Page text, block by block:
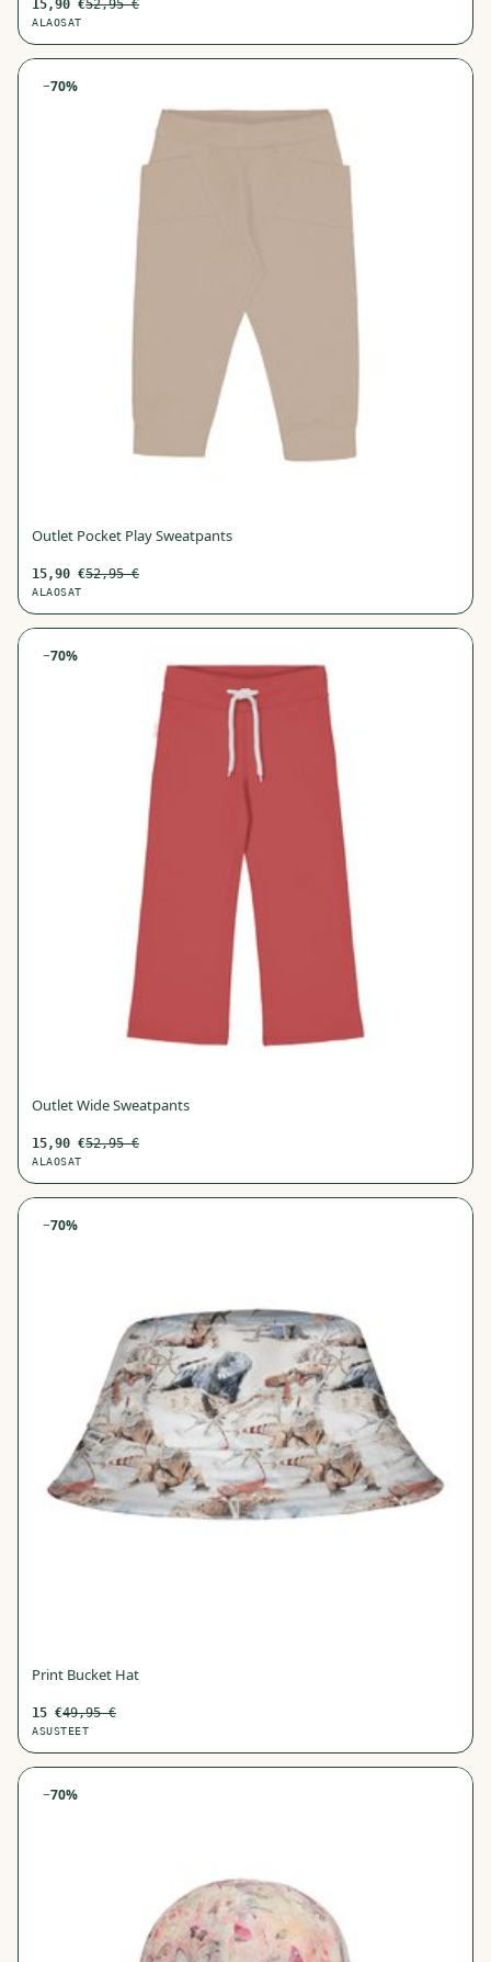
15,90 €52,95€
ALAOSAT
−70%
Outlet Pocket Play Sweatpants
15,90 €52,95€
ALAOSAT
−70%
Outlet Wide Sweatpants
15,90 €52,95€
ALAOSAT
−70%
Print Bucket Hat
15 €49,95€
ASUSTEET
−70%